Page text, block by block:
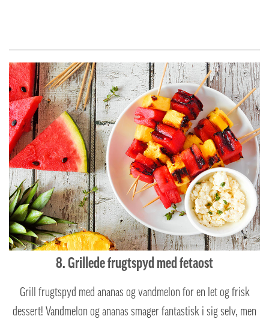
8. Grillede frugtspyd med fetaost
Grill frugtspyd med ananas og vandmelon for en let og frisk
dessert! Vandmelon og ananas smager fantastisk i sig selv, men